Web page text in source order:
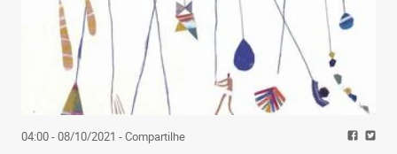
04:00 - 08/10/2021 - Compartilhe